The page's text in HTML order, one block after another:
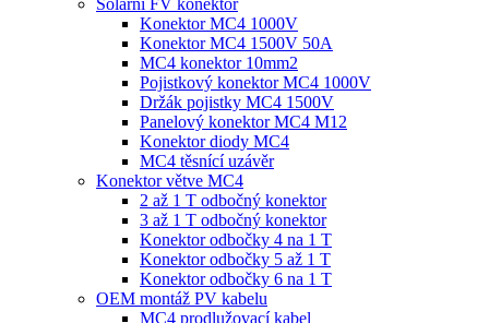
Solární FV konektor
Konektor MC4 1000V
Konektor MC4 1500V 50A
MC4 konektor 10mm2
Pojistkový konektor MC4 1000V
Držák pojistky MC4 1500V
Panelový konektor MC4 M12
Konektor diody MC4
MC4 těsnící uzávěr
Konektor větve MC4
2 až 1 T odbočný konektor
3 až 1 T odbočný konektor
Konektor odbočky 4 na 1 T
Konektor odbočky 5 až 1 T
Konektor odbočky 6 na 1 T
OEM montáž PV kabelu
MC4 prodlužovací kabel